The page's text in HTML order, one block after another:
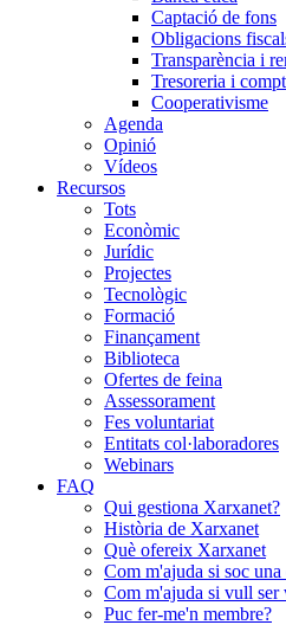
Captació de fons
Obligacions
Transparència i
Tresoreria i
Cooperativisme
Agenda
Opinió
Vídeos
Recursos
Tots
Econòmic
Jurídic
Projectes
Tecnològic
Formació
Finançament
Biblioteca
Ofertes de feina
Assessorament
Fes voluntariat
Entitats col·laboradores
Webinars
FAQ
Qui gestiona Xarxanet?
Història de Xarxanet
Què ofereix Xarxanet
Com m'ajuda si soc una
Com m'ajuda si vull ser
Puc fer-me'n membre?